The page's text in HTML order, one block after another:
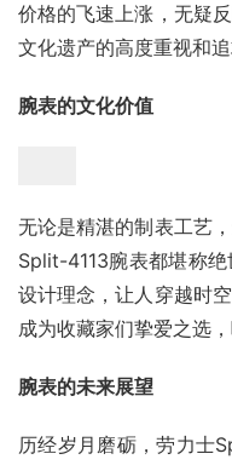
价格的飞速上涨，无疑
文化遗产的高度重视和追
腕表的文化价值
无论是精湛的制表工艺
Split-4113腕表都堪称
设计理念，让人穿越时
成为收藏家们挚爱之选
腕表的未来展望
历经岁月磨砺，劳力士